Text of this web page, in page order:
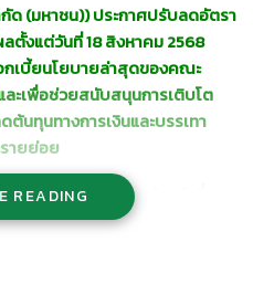
ด (มหาชน)) ประกาศปรับลดอัตรา
ตั้งแต่วันที่ 18 สิงหาคม 2568
เบี้ยนโยบายล่าสุดของคณะ
ละเพื่อช่วยสนับสนุนการเติบโต
นทุนทางการเงินและบรรเทา
ายย่อย
การใหญ่และประธานเจ้าหน้าที่
(มหาชน) เปิดเผยว่า “กรุงศรี
READING